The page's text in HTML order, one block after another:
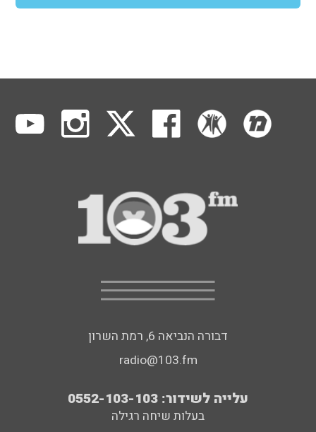
דבורה הנביאה 6, רמת השרון
radio@103.fm
עלייה לשידור: 0552-103-103
בעלות שיחה רגילה